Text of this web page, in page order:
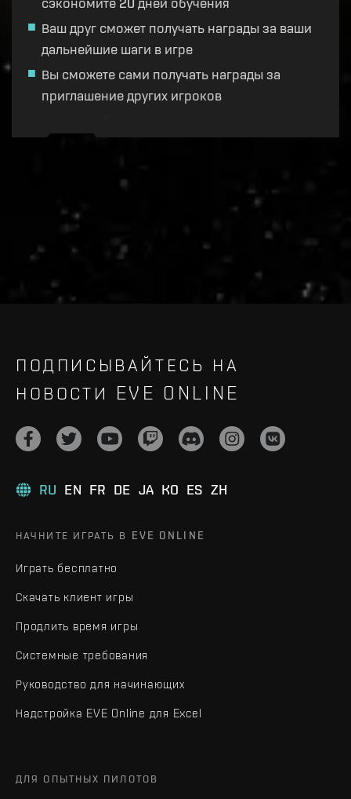
Ваш друг сможет получать награды за ваши
дальнейшие шаги в игре
Вы сможете сами получать награды за
приглашение других игроков
live.evetech.net/api/v1
ПОДПИСЫВАЙТЕСЬ НА
НОВОСТИ EVE ONLINE
RU EN FR DE JA KO ES ZH
НАЧНИТЕ ИГРАТЬ В EVE ONLINE
Играть бесплатно
Скачать клиент игры
Продлить время игры
Системные требования
Руководство для начинающих
Надстройка EVE Online для Excel
ДЛЯ ОПЫТНЫХ ПИЛОТОВ